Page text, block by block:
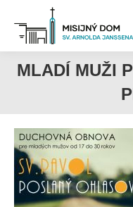
MLADÍ MUŽI